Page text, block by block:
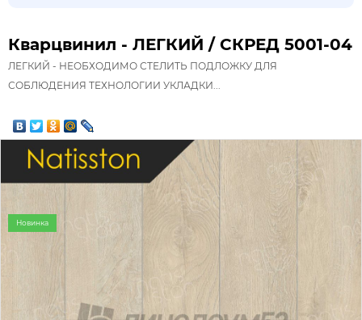
Кварцвинил - ЛЕГКИЙ / СКРЕД 5001-04
ЛЕГКИЙ - НЕОБХОДИМО СТЕЛИТЬ ПОДЛОЖКУ ДЛЯ
СОБЛЮДЕНИЯ ТЕХНОЛОГИИ УКЛАДКИ...
Новинка